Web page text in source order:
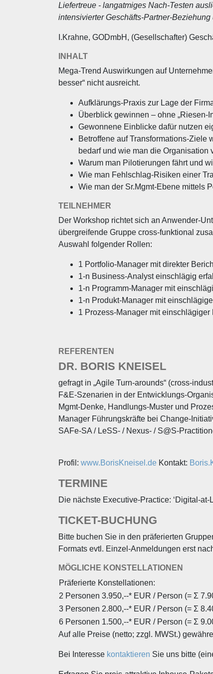
Liefertreue - langatmiges Nach-Testen
intensivierter Geschäfts-Partner-
I.Krahne, GODmbH, (Gesellschafter)
INHALT
Mega-Trend Auswirkungen auf
besser“ nicht ausreicht.
Aufklärungs-Praxis zur Lage der
Überblick gewinnen – ohne „Riesen-
Gewonnene Einblicke dafür nutzen
Betroffene auf Transformations-Ziele
bedarf und wie man die Organisation
Warum man Pilotierungen fährt und
Wie man Fehlschlag-Risiken einer
Wie man der Sr.Mgmt-Ebene mittels
TEILNEHMER
Der Workshop richtet sich an Anwender-
übergreifende Gruppe cross-funktional
Auswahl folgender Rollen:
1 Portfolio-Manager mit direkter
1-n Business-Analyst einschlägig
1-n Programm-Manager mit
1-n Produkt-Manager mit
1 Prozess-Manager mit
REFERENTEN
DR. BORIS KNEISEL
gefragt in „Agile Turn-arounds“ (cross-
F&E-Szenarien in der Entwicklungs-
Mgmt-Denke, Handlungs-Muster und
Manager Führungskräfte bei Change-
SAFe-SA / LeSS- / Nexus- / S@S-
Profil: www.BorisKneisel.de Kontakt:
TERMINE
Die nächste Executive-Practice: ‘Digital-at-
TICKET-BUCHUNG
Bitte buchen Sie in den präferierten
Formats evtl. Einzel-Anmeldungen erst
MÖGLICHE KONSTELLATIONEN
Präferierte Konstellationen:
2 Personen 3.950,--* EUR / Person (= Σ
3 Personen 2.800,--* EUR / Person (= Σ
6 Personen 1.500,--* EUR / Person (= Σ
Auf alle Preise (netto; zzgl. MWSt.)
Bei Interesse kontaktieren Sie uns bitte